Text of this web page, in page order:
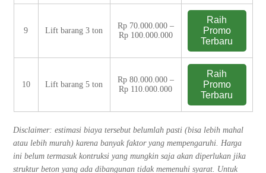
9 Lift barang 3 ton
Rp 70.000.000 –
Rp 100.000.000
Raih
Promo
Terbaru
10 Lift barang 5 ton
Rp 80.000.000 –
Rp 110.000.000
Raih
Promo
Terbaru
Disclaimer: estimasi biaya tersebut belumlah pasti (bisa lebih mahal
atau lebih murah) karena banyak faktor yang mempengaruhi. Harga
ini belum termasuk kontruksi yang mungkin saja akan diperlukan jika
struktur beton yang ada dibangunan tidak memenuhi syarat. Untuk